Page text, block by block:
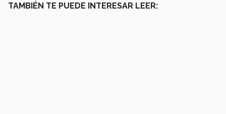
TAMBIÉN TE PUEDE INTERESAR LEER: